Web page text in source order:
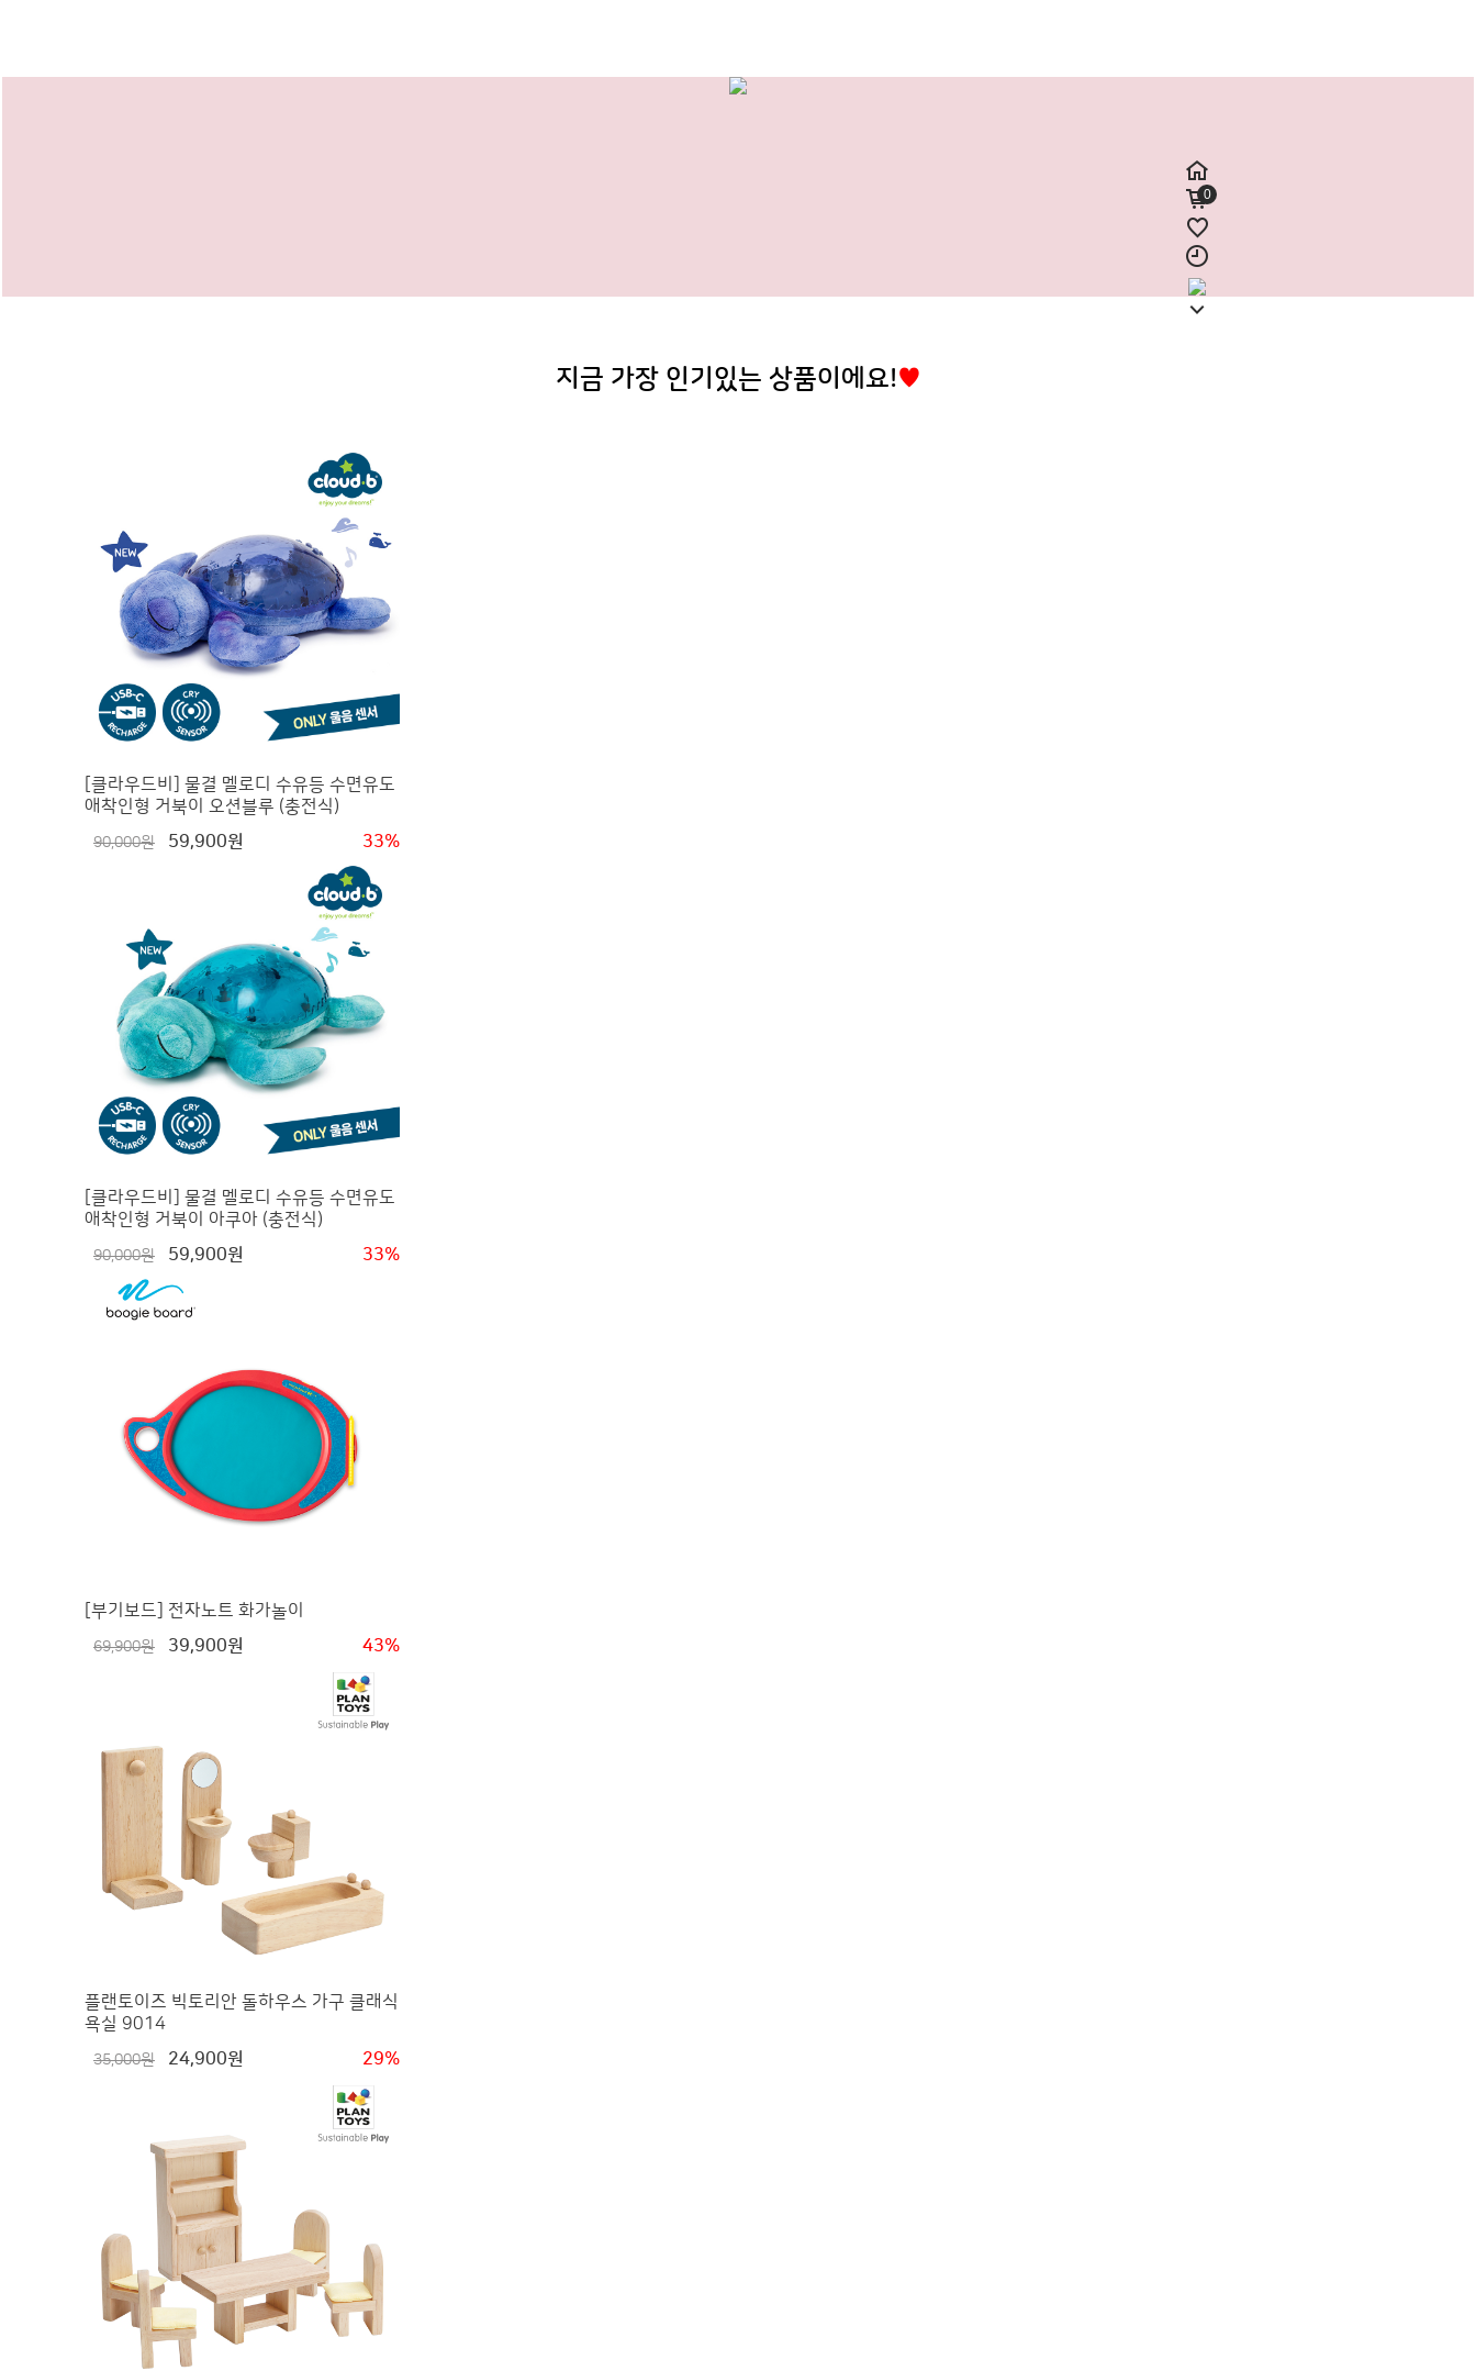
0
지금 가장 인기있는 상품이에요!♥
[클라우드비] 물결 멜로디 수유등 수면유도
애착인형 거북이 오션블루 (충전식)
90,000원 59,900원 33%
[클라우드비] 물결 멜로디 수유등 수면유도
애착인형 거북이 아쿠아 (충전식)
90,000원 59,900원 33%
[부기보드] 전자노트 화가놀이
69,900원 39,900원 43%
플랜토이즈 빅토리안 돌하우스 가구 클래식
욕실 9014
35,000원 24,900원 29%